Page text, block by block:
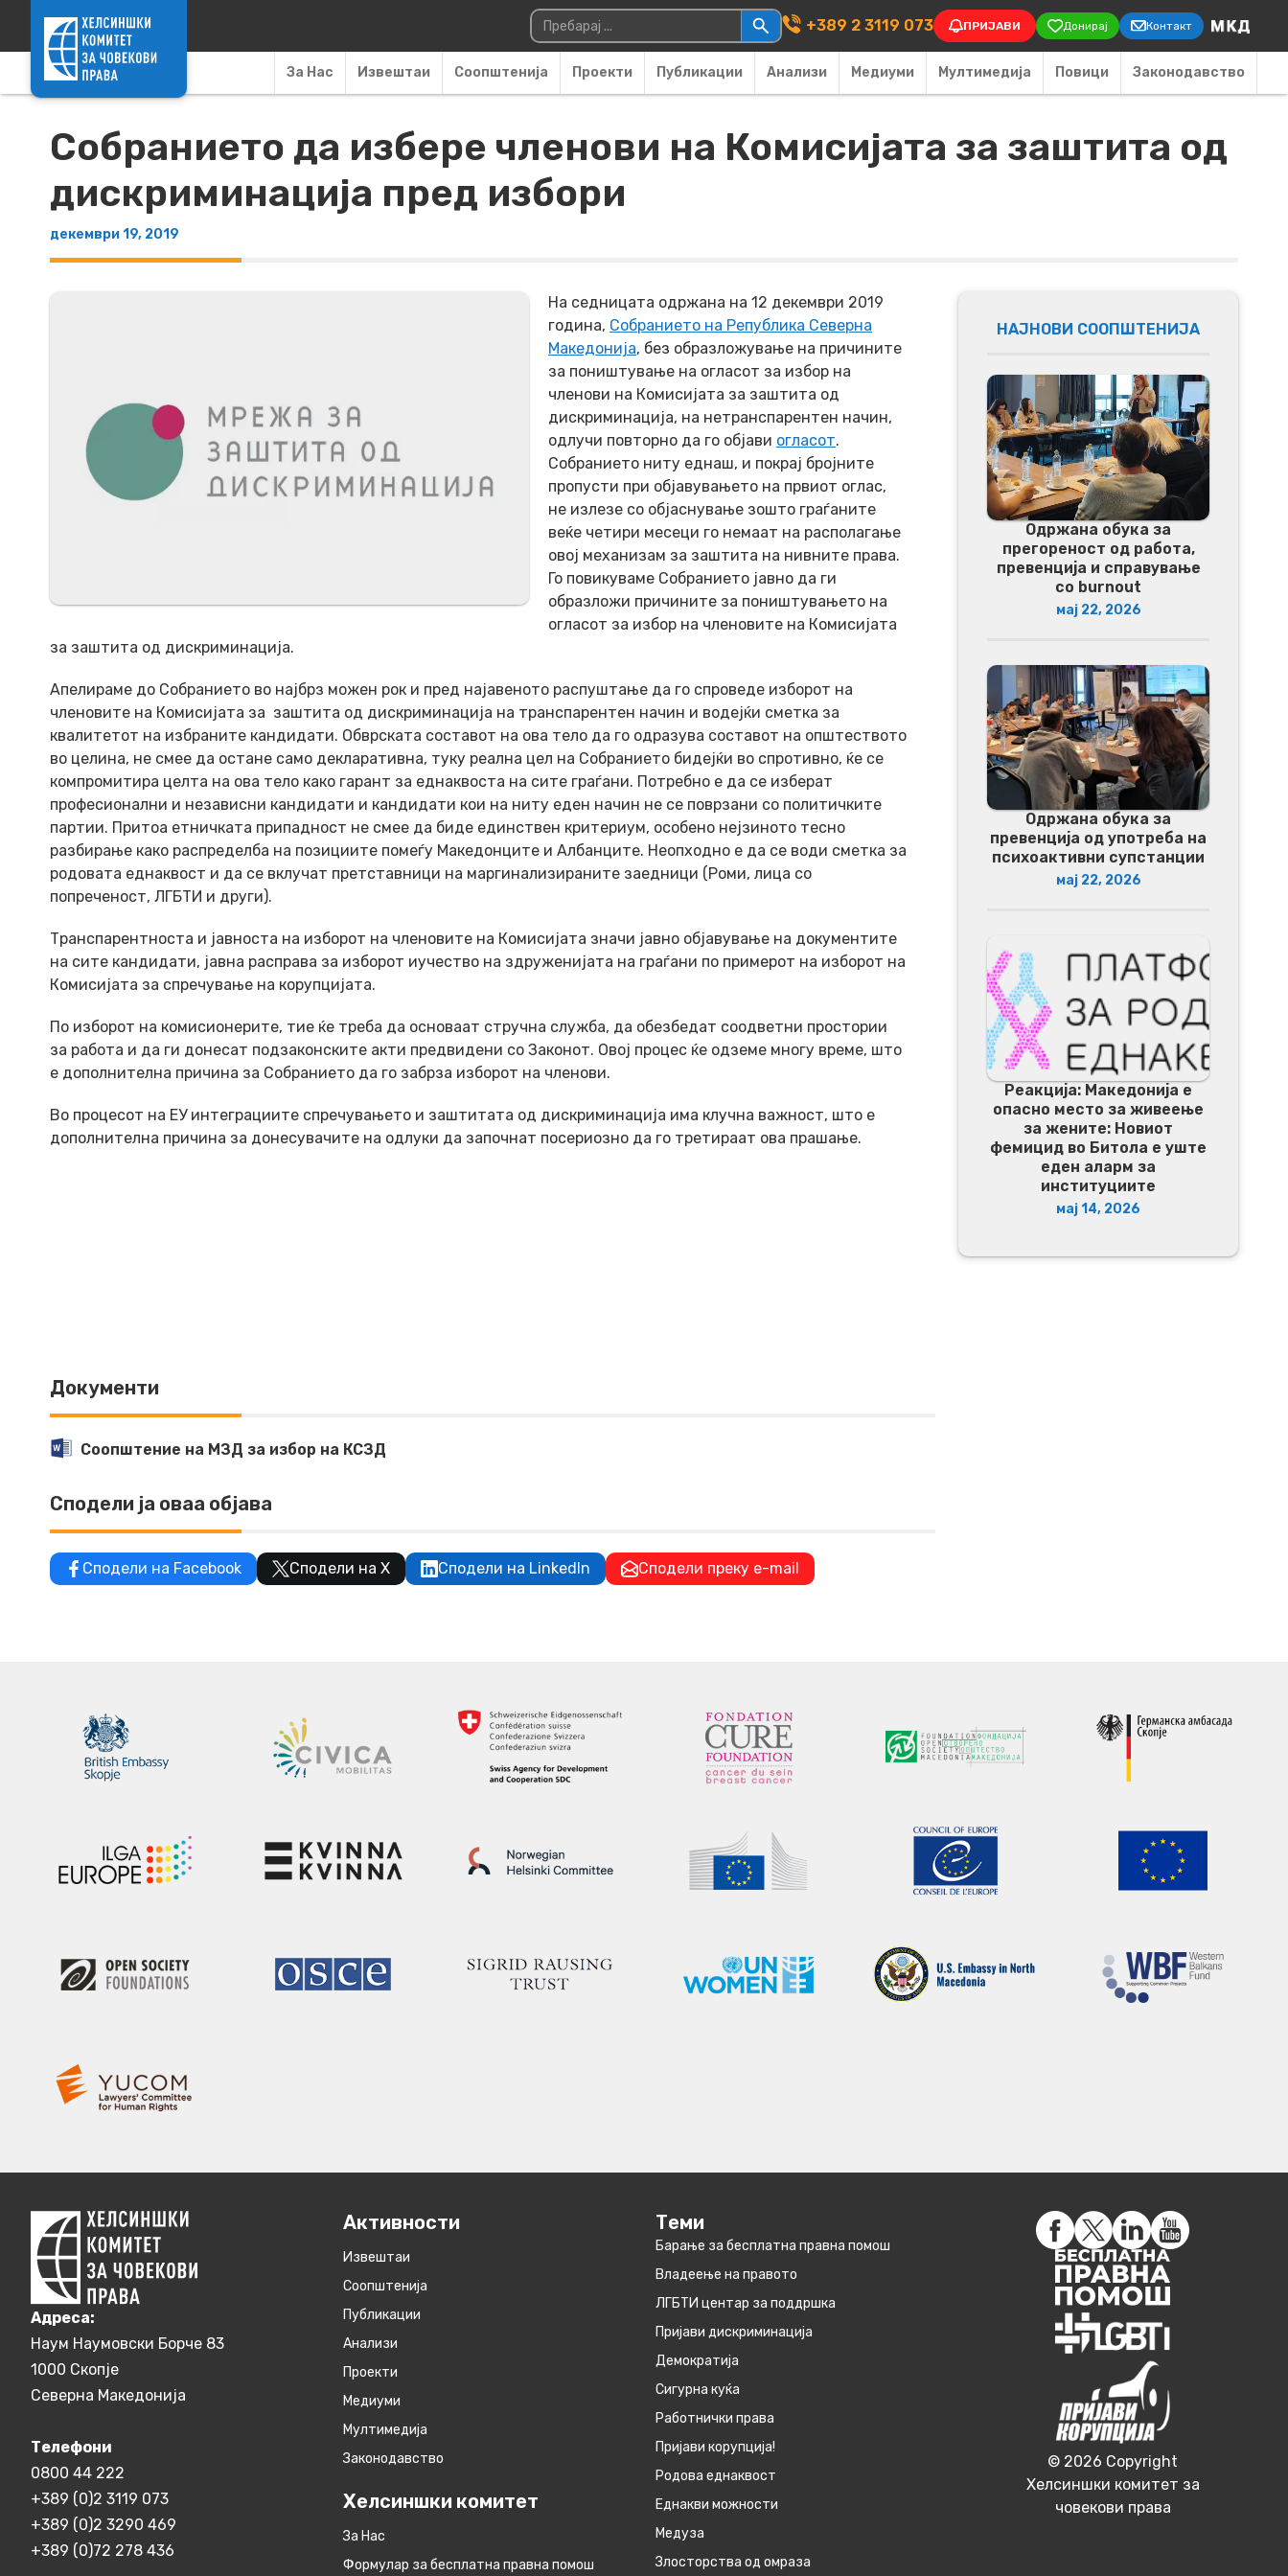
Main Navigation
Пребарувај за: +389 2 3119 073 ПРИЈАВИ Донирај Контакт
За Нас Извештаи Соопштенија Проекти Публикации Анализи Медиуми Мултимедија Повици Законодавство
Собранието да избере членови на Комисијата за заштита од
дискриминација пред избори
декември 19, 2019
На седницата одржана на 12 декември 2019
година, Собранието на Република Северна
Македонија, без образложување на причините
за поништување на огласот за избор на
членови на Комисијата за заштита од
дискриминација, на нетранспарентен начин,
одлучи повторно да го објави огласот.
Собранието ниту еднаш, и покрај бројните
пропусти при објавувањето на првиот оглас,
не излезе со објаснување зошто граѓаните
веќе четири месеци го немаат на располагање
овој механизам за заштита на нивните права.
Го повикуваме Собранието јавно да ги
образложи причините за поништувањето на
огласот за избор на членовите на Комисијата
за заштита од дискриминација.
Апелираме до Собранието во најбрз можен рок и пред најавеното распуштање да го спроведе изборот на
членовите на Комисијата за заштита од дискриминација на транспарентен начин и водејќи сметка за
квалитетот на избраните кандидати. Обврската составот на ова тело да го одразува составот на општеството
во целина, не смее да остане само декларативна, туку реална цел на Собранието бидејќи во спротивно, ќе се
компромитира целта на ова тело како гарант за еднаквоста на сите граѓани. Потребно е да се изберат
професионални и независни кандидати и кандидати кои на ниту еден начин не се поврзани со политичките
партии. Притоа етничката припадност не смее да биде единствен критериум, особено нејзиното тесно
разбирање како распределба на позициите помеѓу Македонците и Албанците. Неопходно е да се води сметка за
родовата еднаквост и да се вклучат претставници на маргинализираните заедници (Роми, лица со
попреченост, ЛГБТИ и други).
Транспарентноста и јавноста на изборот на членовите на Комисијата значи јавно објавување на документите
на сите кандидати, јавна расправа за изборот иучество на здруженијата на граѓани по примерот на изборот на
Комисијата за спречување на корупцијата.
По изборот на комисионерите, тие ќе треба да основаат стручна служба, да обезбедат соодветни простории
за работа и да ги донесат подзаконските акти предвидени со Законот. Овој процес ќе одземе многу време, што
е дополнителна причина за Собранието да го забрза изборот на членови.
Во процесот на ЕУ интеграциите спречувањето и заштитата од дискриминација има клучна важност, што е
дополнителна причина за донесувачите на одлуки да започнат посериозно да го третираат ова прашање.
Документи
Соопштение на МЗД за избор на КСЗД
Сподели ја оваа објава
Сподели на Facebook Сподели на X Сподели на LinkedIn Сподели преку e-mail
НАЈНОВИ СООПШТЕНИЈА
Одржана обука за
прегореност од работа,
превенција и справување
со burnout
мај 22, 2026
Одржана обука за
превенција од употреба на
психоактивни супстанции
мај 22, 2026
Реакција: Македонија е
опасно место за живеење
за жените: Новиот
фемицид во Битола е уште
еден аларм за
институциите
мај 14, 2026
Aдреса:
Наум Наумовски Борче 83
1000 Скопје
Северна Македонија
Телефони
0800 44 222
+389 (0)2 3119 073
+389 (0)2 3290 469
+389 (0)72 278 436
Активности
Извештаи
Соопштенија
Публикации
Анализи
Проекти
Медиуми
Мултимедија
Законодавство
Хелсиншки комитет
За Нас
Формулар за бесплатна правна помош
Теми
Барање за бесплатна правна помош
Владеење на правото
ЛГБТИ центар за поддршка
Пријави дискриминација
Демократија
Сигурна куќа
Работнички права
Пријави корупција!
Родова еднаквост
Eднакви можности
Медуза
Злосторства од омраза
© 2026 Copyright
Хелсиншки комитет за
човекови права